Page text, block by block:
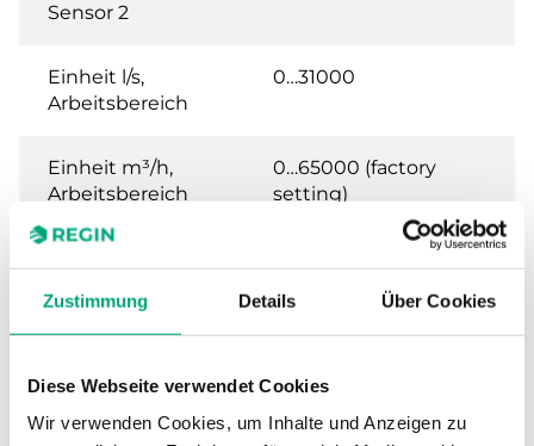
Zustimmung Details Über Cookies
Diese Webseite verwendet Cookies
Wir verwenden Cookies, um Inhalte und Anzeigen zu
Sensor 2
Einheit l/s,
Arbeitsbereich
0…31000
Einheit m³/h,
Arbeitsbereich
0…65000 (factory
setting)
Arbeitsbereich
Technische Daten für PDTX…-C – Presigo